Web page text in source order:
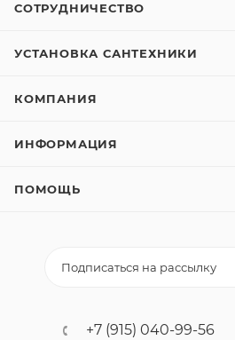
СОТРУДНИЧЕСТВО
УСТАНОВКА САНТЕХНИКИ
КОМПАНИЯ
ИНФОРМАЦИЯ
ПОМОЩЬ
Подписаться на рассылку
+7 (915) 040-99-56